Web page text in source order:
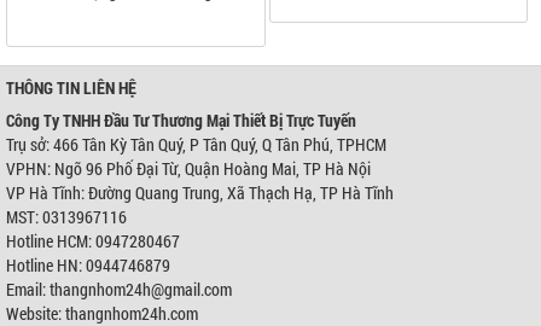
THÔNG TIN LIÊN HỆ
Công Ty TNHH Đầu Tư Thương Mại Thiết Bị Trực Tuyến
Trụ sở: 466 Tân Kỳ Tân Quý, P Tân Quý, Q Tân Phú, TPHCM
VPHN: Ngõ 96 Phố Đại Từ, Quận Hoàng Mai, TP Hà Nội
VP Hà Tĩnh: Đường Quang Trung, Xã Thạch Hạ, TP Hà Tĩnh
MST: 0313967116
Hotline HCM: 0947280467
Hotline HN: 0944746879
Email: thangnhom24h@gmail.com
Website: thangnhom24h.com